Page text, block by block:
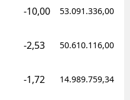
-10,00 53.091.336,00
-2,53 50.610.116,00
-1,72 14.989.759,34